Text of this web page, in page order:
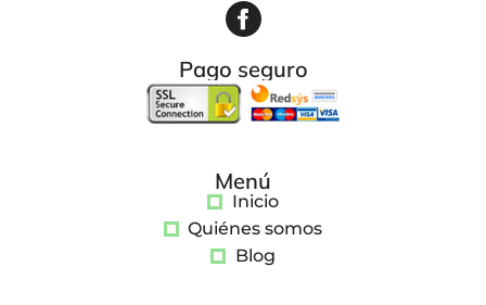
Pago seguro
Menú
Inicio
Quiénes somos
Blog